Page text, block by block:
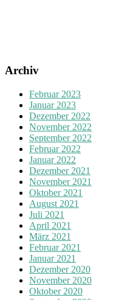
Archiv
Februar 2023
Januar 2023
Dezember 2022
November 2022
September 2022
Februar 2022
Januar 2022
Dezember 2021
November 2021
Oktober 2021
August 2021
Juli 2021
April 2021
März 2021
Februar 2021
Januar 2021
Dezember 2020
November 2020
Oktober 2020